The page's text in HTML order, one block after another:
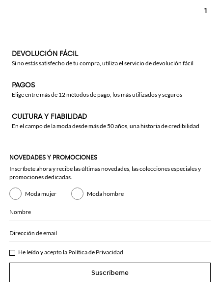
1
DEVOLUCIÓN FÁCIL
Si no estás satisfecho de tu compra, utiliza el servicio de devolución fácil
PAGOS
Elige entre más de 12 métodos de pago, los más utilizados y seguros
CULTURA Y FIABILIDAD
En el campo de la moda desde más de 50 años, una historia de credibilidad
NOVEDADES Y PROMOCIONES
Inscríbete ahora y recibe las últimas novedades, las colecciones especiales y
promociones dedicadas.
Moda mujer Moda hombre
Nombre
Dirección de email
He leído y acepto la Política de Privacidad
Suscríbeme